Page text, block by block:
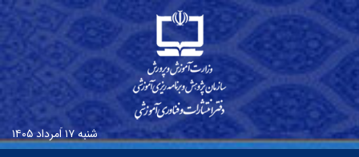
شنبه۱۷ اَمرداد ۱۴۰۵